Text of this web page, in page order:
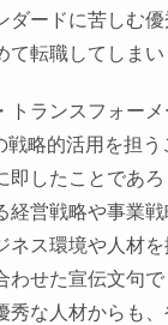
ダードに苦しむ
転職してしまい
トランスフォー
戦略的活用を担う
即したことであ
経営戦略や事業
ネス環境や人材
わせた宣伝文句
秀な人材からも